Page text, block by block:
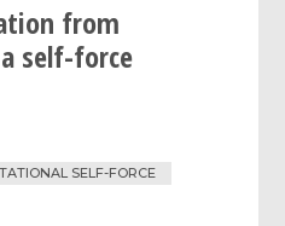
from
self-force
SELF-FORCE